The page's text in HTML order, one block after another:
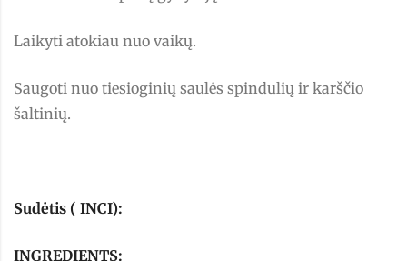
Laikyti atokiau nuo vaikų.
Saugoti nuo tiesioginių saulės spindulių ir karščio
šaltinių.
Sudėtis ( INCI):
INGREDIENTS: